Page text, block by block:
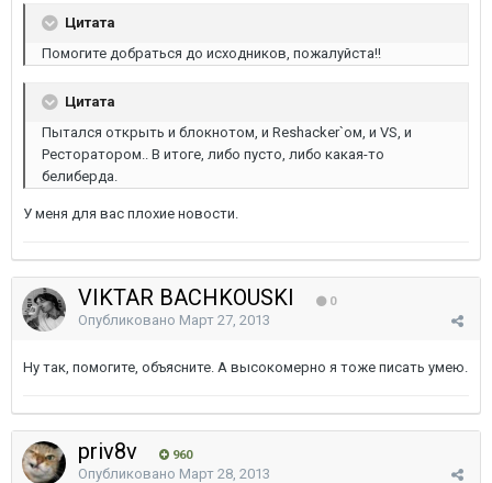
Цитата
Помогите добраться до исходников, пожалуйста!!
Цитата
Пытался открыть и блокнотом, и Reshacker`ом, и VS, и
Ресторатором.. В итоге, либо пусто, либо какая-то
белиберда.
У меня для вас плохие новости.
VIKTAR BACHKOUSKI 0
Опубликовано Март 27, 2013
Ну так, помогите, объясните. А высокомерно я тоже писать умею.
priv8v 960
Опубликовано Март 28, 2013